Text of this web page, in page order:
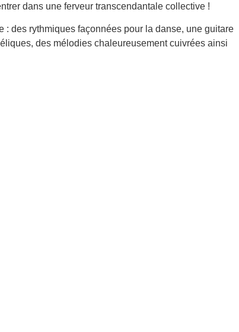
dans une ferveur transcendantale collective !
: des rythmiques façonnées pour la danse, une guitare
des mélodies chaleureusement cuivrées ainsi